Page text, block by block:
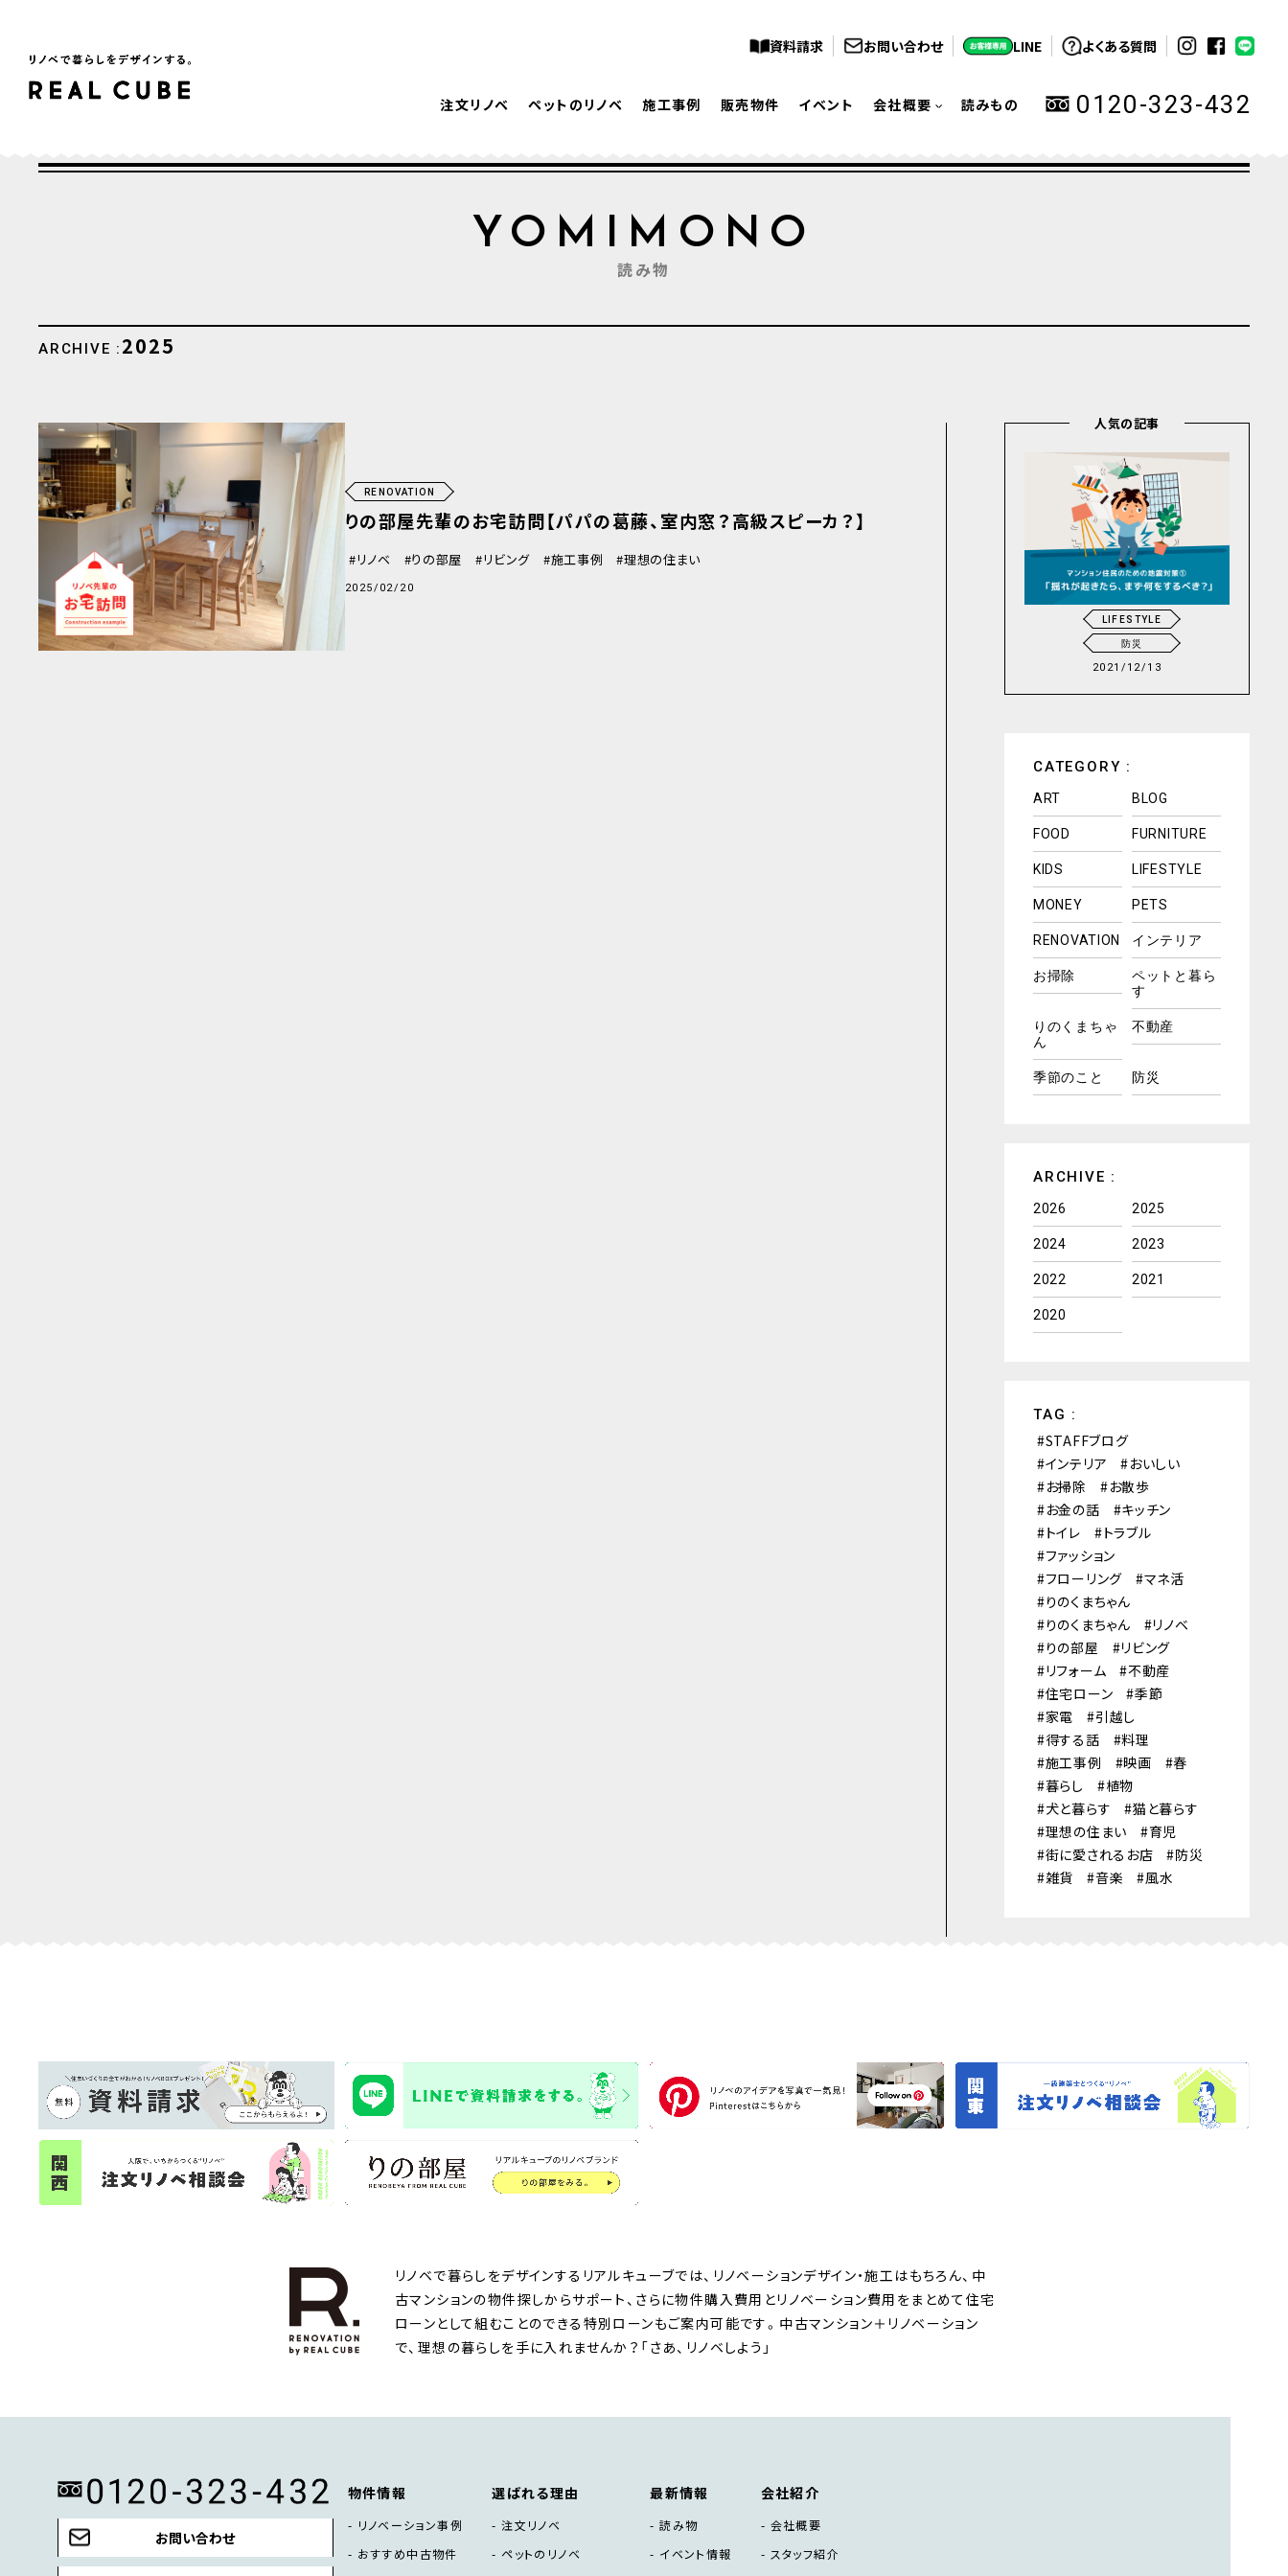
資料請求 お問い合わせ LINE よくある質問
注文リノベ ペットのリノベ 施工事例 販売物件 イベント 会社概要 読みもの 0120-323-432
YOMIMONO
読み物
ARCHIVE : 2025
RENOVATION
りの部屋先輩のお宅訪問【パパの葛藤、室内窓？高級スピーカ？】
リノベ りの部屋 リビング 施工事例 理想の住まい
2025/02/20
人気の記事
LIFESTYLE
防災
2021/12/13
CATEGORY :
ART BLOG
FOOD FURNITURE
KIDS LIFESTYLE
MONEY PETS
RENOVATION インテリア
お掃除
ペットと暮ら
す
りのくまちゃ
ん
不動産
季節のこと 防災
ARCHIVE :
2026 2025
2024 2023
2022 2021
2020
TAG :
STAFFブログ
インテリア
おいしい
お掃除
お散歩
お金の話
キッチン
トイレ
トラブル
ファッション
フローリング
マネ活
りのくまちゃん
りのくまちゃん
リノベ
りの部屋
リビング
リフォーム
不動産
住宅ローン
季節
家電
引越し
得する話
料理
施工事例
映画
春
暮らし
植物
犬と暮らす
猫と暮らす
理想の住まい
育児
街に愛されるお店
防災
雑貨
音楽 風水
リノベで暮らしをデザインするリアルキューブでは、リノベーションデザイン・施工はもちろん、中
古マンションの物件探しからサポート、さらに物件購入費用とリノベーション費用をまとめて住宅
ローンとして組むことのできる特別ローンもご案内可能です。中古マンション＋リノベーション
で、理想の暮らしを手に入れませんか？「さあ、リノベしよう」
お問い合わせ
物件情報
リノベーション事例
おすすめ中古物件
選ばれる理由
注文リノベ
ペットのリノベ
最新情報
読み物
イベント情報
会社紹介
会社概要
スタッフ紹介